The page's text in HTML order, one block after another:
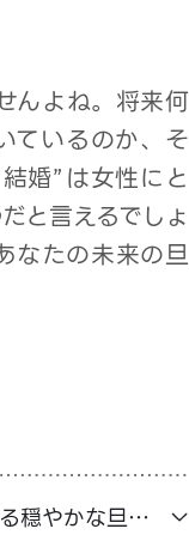
んよね。将来何
ているのか、そ
婚”は女性にと
と言えるでしょ
なたの未来の旦
穏やかな旦那